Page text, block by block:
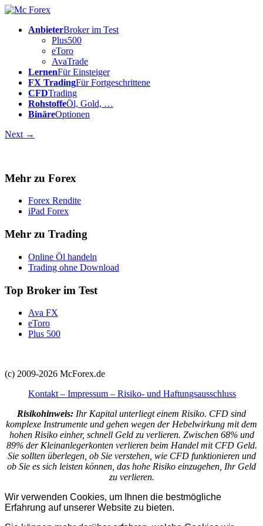
AnbieterBroker im Test
Plus500
eToro
AvaTrade
LernenFür Einsteiger
FX TradingFür Fortgeschrittene
CFDTrading
RohstoffeÖl, Gold, …
BinäreOptionen
Next →
Mehr zu Forex
Forex Rendite
iPad Forex
Mehr zu Trading
Online Öl handeln
Trading ohne Download
Top Broker im Test
Ava FX
eToro
Plus 500
(c) 2009-2026 McForex.de
Kontakt – Impressum – Risiko- und Haftungsausschluss
Risikohinweis: Ihr Kapital unterliegt einem Risiko. CFD sind
komplexe Instrumente und gehen wegen der Hebelwirkung mit dem
hohen Risiko einher, schnell Geld zu verlieren. Zwischen 68% und
89% der Kleinanlegerkonten verlieren beim Handel mit CFD Geld.
Sie sollten überlegen, ob Sie verstehen, wie CFD funktionieren und
ob Sie es sich leisten können, das hohe Risiko einzugehen, Ihr Geld
zu verlieren.
Wir verwenden Cookies, um Ihnen die bestmögliche
Erfahrung auf unserer Website zu bieten.